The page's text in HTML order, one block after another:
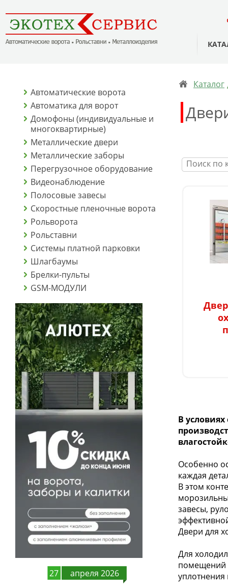
Автоматические ворота
Автоматика для ворот
Домофоны (индивидуальные и
многоквартирные)
Металлические двери
Металлические заборы
Перегрузочное оборудование
Видеонаблюдение
Полосовые завесы
Скоростные пленочные ворота
Рольворота
Рольставни
Системы платной парковки
Шлагбаумы
Брелки-пульты
GSM-МОДУЛИ
27 апреля 2026
Каталог
В
Особенно
каждая
В этом
завесы,
Двери для
Для
помещений